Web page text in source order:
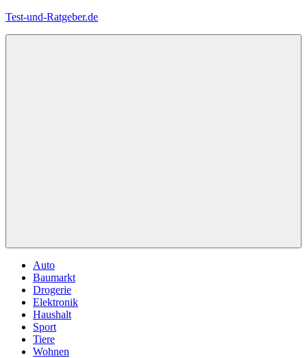
Zum
Test-und-Ratgeber.de
Auto
Baumarkt
Drogerie
Elektronik
Haushalt
Sport
Tiere
Wohnen